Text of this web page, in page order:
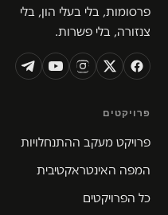
פרסומות, בלי בעלי הון, בלי
צנזורה, בלי פשרות.
פרויקטים
פרויקט מעקב ההתנחלויות
המפה האינטראקטיבית
כל הפרויקטים